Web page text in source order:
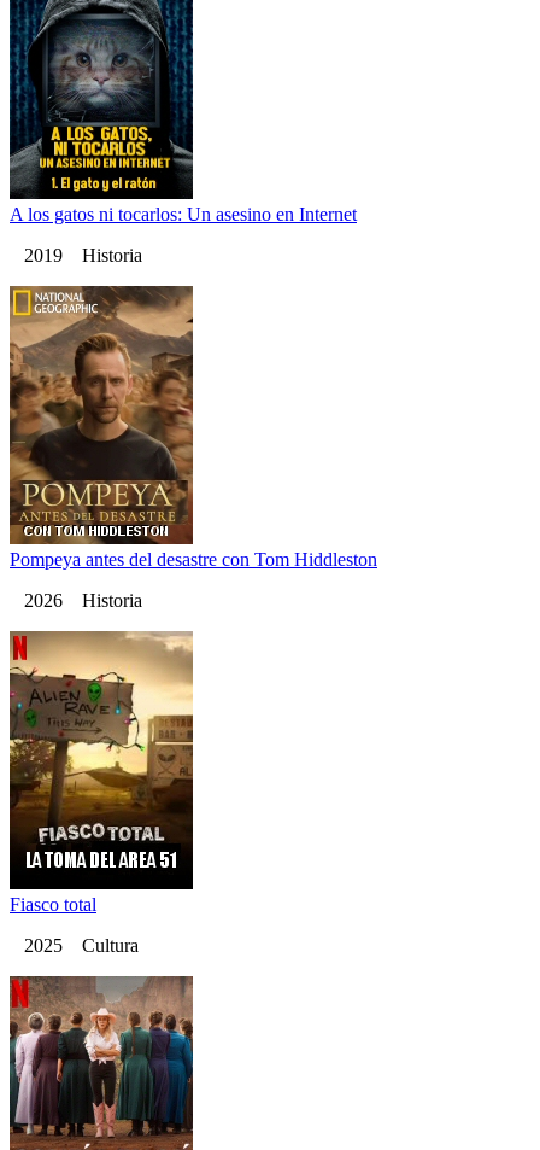
A los gatos ni tocarlos: Un asesino en Internet
2019 Historia
Pompeya antes del desastre con Tom Hiddleston
2026 Historia
Fiasco total
2025 Cultura